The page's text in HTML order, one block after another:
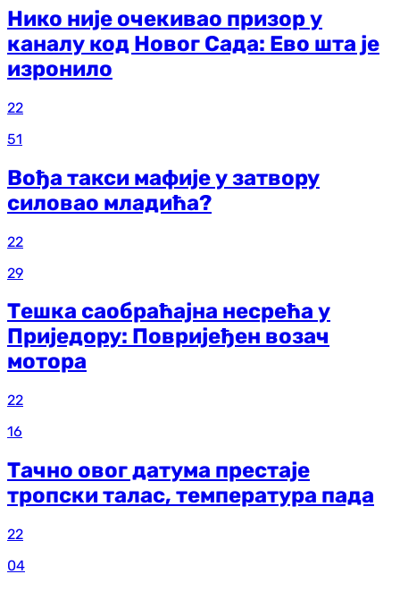
Нико није очекивао призор у
каналу код Новог Сада: Ево шта је
изронило
22
51
Вођа такси мафије у затвору
силовао младића?
22
29
Тешка саобраћајна несрећа у
Приједору: Повријеђен возач
мотора
22
16
Тачно овог датума престаје
тропски талас, температура пада
22
04